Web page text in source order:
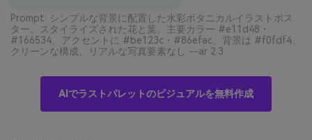
Prompt: シンプルな背景に配置した水彩ボタニカルイラストポス
ター、スタイライズされた花と葉、主要カラー #e11d48・
#166534、アクセントに #be123c・#86efac、背景は #f0fdf4、
クリーンな構成、リアルな写真要素なし --ar 2:3
AIでラストパレットのビジュアルを無料作成